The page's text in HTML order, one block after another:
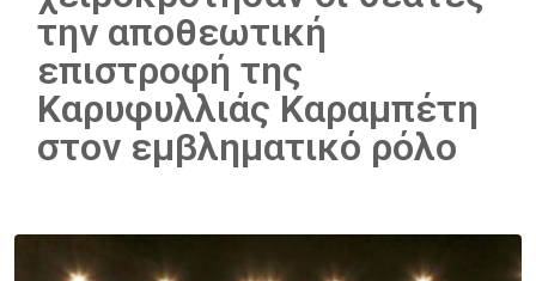
την αποθεωτική
επιστροφή της
Καρυφυλλιάς Καραμπέτη
στον εμβληματικό ρόλο